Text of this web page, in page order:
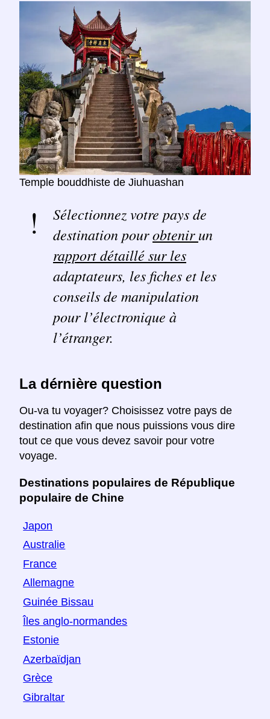
Temple bouddhiste de Jiuhuashan
Sélectionnez votre pays de
destination pourobtenirun
rapport détaillé sur les
adaptateurs, les fiches et les
conseils de manipulation
pour l’électronique à
l’étranger.
La dérnière question
Ou-va tu voyager? Choisissez votre pays de
destination afin que nous puissions vous dire
tout ce que vous devez savoir pour votre
voyage.
Destinations populaires de République
populaire de Chine
Japon
Australie
France
Allemagne
Guinée Bissau
Îles anglo-normandes
Estonie
Azerbaïdjan
Grèce
Gibraltar